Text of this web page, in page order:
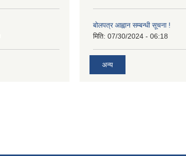
बोलपत्र आह्वान सम्बन्धी सूचना !
मिति: 07/30/2024 - 06:18
अन्य